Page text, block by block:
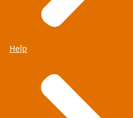
Help